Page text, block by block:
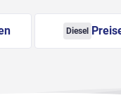
Diesel